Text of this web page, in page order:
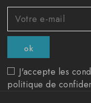
J'accepte les
politique de